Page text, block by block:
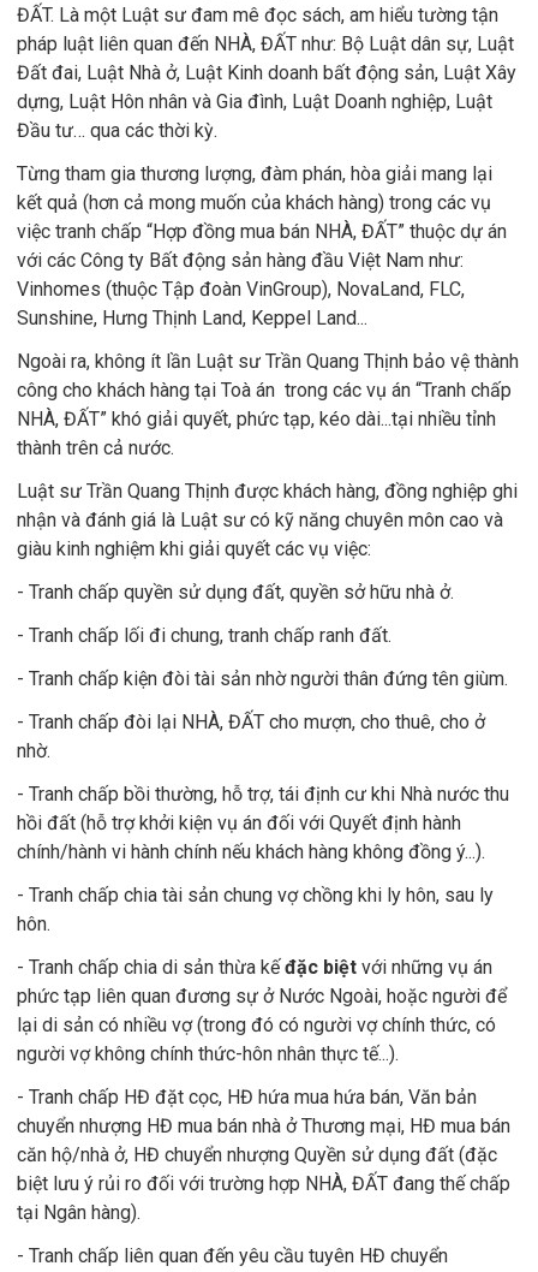
ĐẤT. Là một Luật sư đam mê đọc sách, am hiểu tường tận
pháp luật liên quan đến NHÀ, ĐẤT như: Bộ Luật dân sự, Luật
Đất đai, Luật Nhà ở, Luật Kinh doanh bất động sản, Luật Xây
dựng, Luật Hôn nhân và Gia đình, Luật Doanh nghiệp, Luật
Đầu tư… qua các thời kỳ.
Từng tham gia thương lượng, đàm phán, hòa giải mang lại
kết quả (hơn cả mong muốn của khách hàng) trong các vụ
việc tranh chấp “Hợp đồng mua bán NHÀ, ĐẤT” thuộc dự án
với các Công ty Bất động sản hàng đầu Việt Nam như:
Vinhomes (thuộc Tập đoàn VinGroup), NovaLand, FLC,
Sunshine, Hưng Thịnh Land, Keppel Land...
Ngoài ra, không ít lần Luật sư Trần Quang Thịnh bảo vệ thành
công cho khách hàng tại Toà án trong các vụ án “Tranh chấp
NHÀ, ĐẤT” khó giải quyết, phức tạp, kéo dài...tại nhiều tỉnh
thành trên cả nước.
Luật sư Trần Quang Thịnh được khách hàng, đồng nghiệp ghi
nhận và đánh giá là Luật sư có kỹ năng chuyên môn cao và
giàu kinh nghiệm khi giải quyết các vụ việc:
- Tranh chấp quyền sử dụng đất, quyền sở hữu nhà ở.
- Tranh chấp lối đi chung, tranh chấp ranh đất.
- Tranh chấp kiện đòi tài sản nhờ người thân đứng tên giùm.
- Tranh chấp đòi lại NHÀ, ĐẤT cho mượn, cho thuê, cho ở
nhờ.
- Tranh chấp bồi thường, hỗ trợ, tái định cư khi Nhà nước thu
hồi đất (hỗ trợ khởi kiện vụ án đối với Quyết định hành
chính/hành vi hành chính nếu khách hàng không đồng ý...).
- Tranh chấp chia tài sản chung vợ chồng khi ly hôn, sau ly
hôn.
- Tranh chấp chia di sản thừa kếđặc biệt với những vụ án
phức tạp liên quan đương sự ở Nước Ngoài, hoặc người để
lại di sản có nhiều vợ (trong đó có người vợ chính thức, có
người vợ không chính thức-hôn nhân thực tế...).
- Tranh chấp HĐ đặt cọc, HĐ hứa mua hứa bán, Văn bản
chuyển nhượng HĐ mua bán nhà ở Thương mại, HĐ mua bán
căn hộ/nhà ở, HĐ chuyển nhượng Quyền sử dụng đất (đặc
biệt lưu ý rủi ro đối với trường hợp NHÀ, ĐẤT đang thế chấp
tại Ngân hàng).
- Tranh chấp liên quan đến yêu cầu tuyên HĐ chuyển